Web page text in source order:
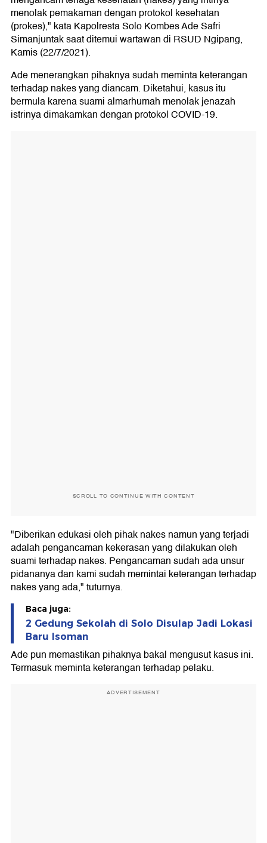
menolak pemakaman dengan protokol kesehatan
(prokes)," kata Kapolresta Solo Kombes Ade Safri
Simanjuntak saat ditemui wartawan di RSUD Ngipang,
Kamis (22/7/2021).
Ade menerangkan pihaknya sudah meminta keterangan
terhadap nakes yang diancam. Diketahui, kasus itu
bermula karena suami almarhumah menolak jenazah
istrinya dimakamkan dengan protokol COVID-19.
SCROLL TO CONTINUE WITH CONTENT
"Diberikan edukasi oleh pihak nakes namun yang terjadi
adalah pengancaman kekerasan yang dilakukan oleh
suami terhadap nakes. Pengancaman sudah ada unsur
pidananya dan kami sudah memintai keterangan terhadap
nakes yang ada," tuturnya.
Baca juga:
2 Gedung Sekolah di Solo Disulap Jadi Lokasi
Baru Isoman
Ade pun memastikan pihaknya bakal mengusut kasus ini.
Termasuk meminta keterangan terhadap pelaku.
ADVERTISEMENT